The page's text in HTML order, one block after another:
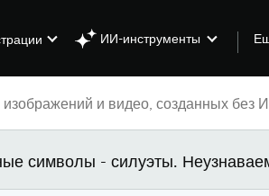
ИИ-инструменты
символы - силуэты.